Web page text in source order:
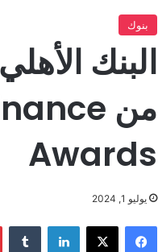
بنوك
Awards
يوليو 1, 2024
فيسبوك لينكدإن